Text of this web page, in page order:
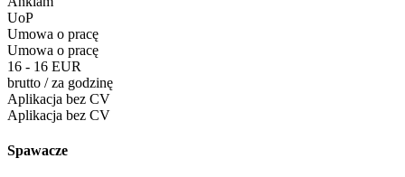
UoP
Umowa o pracę
Umowa o pracę
16 - 16 EUR
brutto /za godzinę
Aplikacja bez CV
Aplikacja bez CV
Spawacze